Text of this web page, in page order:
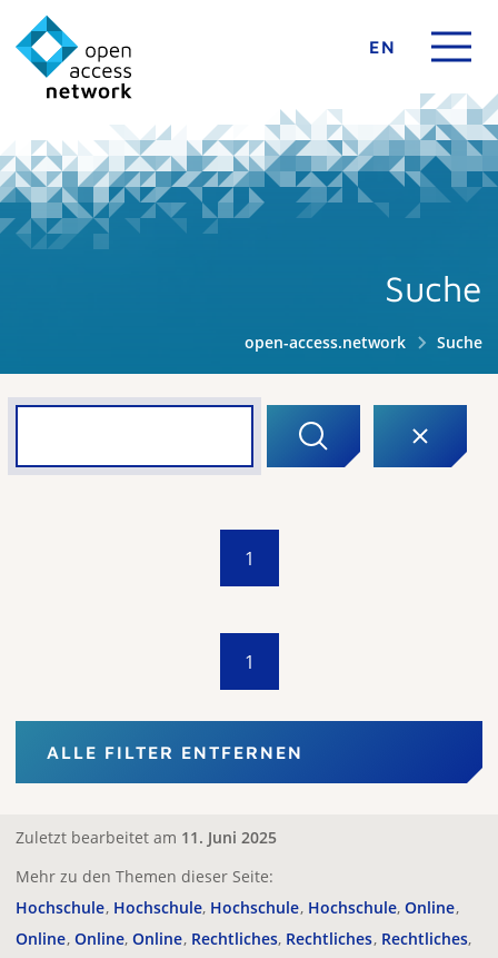
EN
Suche
open-access.network Suche
1
1
ALLE FILTER ENTFERNEN
Zuletzt bearbeitet am 11. Juni 2025
Mehr zu den Themen dieser Seite:
Hochschule Hochschule Hochschule Hochschule Online
Online Online Online Rechtliches Rechtliches Rechtliches